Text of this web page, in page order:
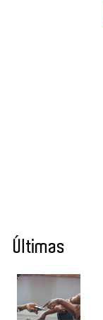
Últimas